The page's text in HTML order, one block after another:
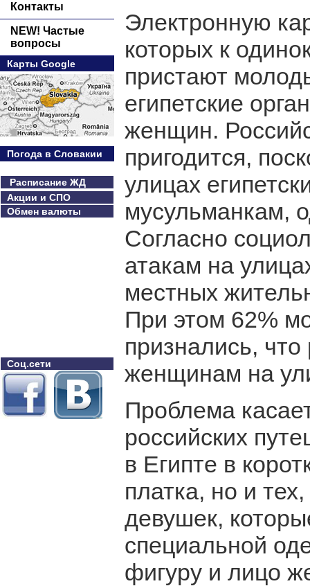
Контакты
NEW! Частые
вопросы
Карты Google
Погода в Словакии
Расписание ЖД
Акции и СПО
Обмен валюты
Соц.сети
Электронную
которых к
пристают
египетские
женщин.
пригодится,
улицах
мусульманкам,
Согласно
атакам на
местных
При этом 62%
признались,
женщинам на
Проблема
российских
в Египте в
платка, но и
девушек,
специальной
фигуру и лицо